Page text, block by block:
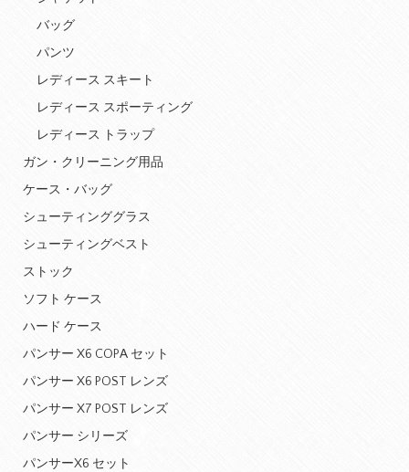
バッグ
パンツ
レディース スキート
レディース スポーティング
レディース トラップ
ガン・クリーニング用品
ケース・バッグ
シューティンググラス
シューティングベスト
ストック
ソフト ケース
ハード ケース
パンサー X6 COPA セット
パンサー X6 POST レンズ
パンサー X7 POST レンズ
パンサー シリーズ
パンサーX6 セット